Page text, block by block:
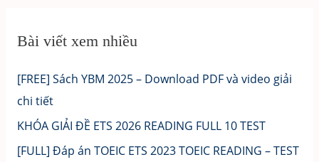
Bài viết xem nhiều
[FREE] Sách YBM 2025 – Download PDF và video giải
chi tiết
KHÓA GIẢI ĐỀ ETS 2026 READING FULL 10 TEST
[FULL] Đáp án TOEIC ETS 2023 TOEIC READING – TEST